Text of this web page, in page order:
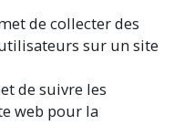
de collecter des
sur un site
de suivre les
web pour la